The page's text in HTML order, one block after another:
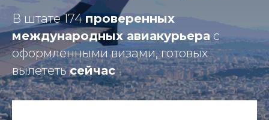
В штате 174проверенных
международных авиакурьера с
оформленными визами, готовых
вылететьсейчас